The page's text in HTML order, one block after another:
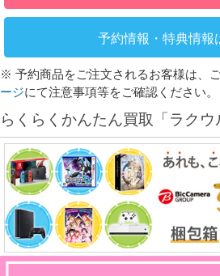
予約情報・特典情報
※ 予約商品をご注文されるお客様は、
ージにて注意事項等をご確認ください。
らくらくかんたん買取「ラクウ